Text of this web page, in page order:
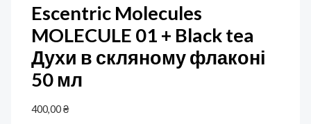
Escentric Molecules
MOLECULE 01 + Black tea
Духи в скляному флаконі
50 мл
400,00₴